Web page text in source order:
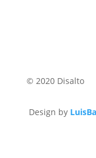
© 2020 Disalto
Design by